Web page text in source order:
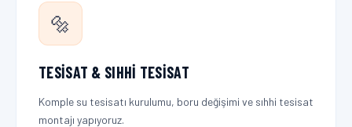
🔩
TESISAT & SIHHI TESISAT
Komple su tesisatı kurulumu, boru değişimi ve sıhhi tesisat
montajı yapıyoruz.